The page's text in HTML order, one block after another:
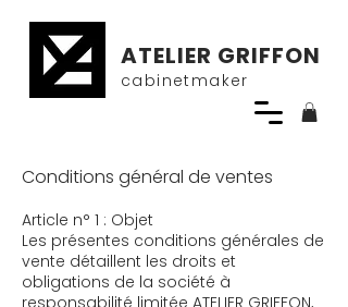
ATELIER GRIFFON
cabinetmaker
Conditions général de ventes
Article n° 1 : Objet
​Les présentes conditions générales de
vente détaillent les droits et
obligations de la société à
responsabilité limitée ATELIER GRIFFON,